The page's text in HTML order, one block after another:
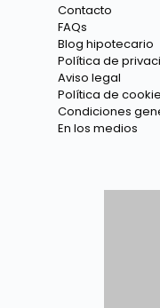
Contacto
FAQs
Blog hipotecario
Política de
Aviso legal
Política de
Condiciones
En los medios